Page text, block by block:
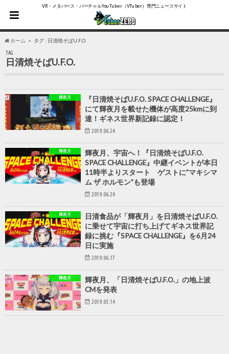
VR・メタバース・バーチャルYouTuber（VTuber）専門ニュースサイト
ホーム タグ : 日清焼そばU.F.O.
TAG
日清焼そばU.F.O.
輝夜月
『日清焼そばU.F.O. SPACE CHALLENGE』
にて輝夜月を載せた機体が高度25kmに到
達！ギネス世界新記録に認定！
2019.06.24
輝夜月
輝夜月、宇宙へ！『日清焼そばU.F.O.
SPACE CHALLENGE』中継イベントが本日
11時半よりスタート ゲストに”マキシマ
ム ザ ホルモン”も登場
2019.06.24
輝夜月
日清食品が「輝夜月」を日清焼そばU.F.O.
に乗せて宇宙に打ち上げてギネス世界記
録に挑む『SPACE CHALLENGE』を6月24
日に実施
2019.06.17
輝夜月
輝夜月、「日清焼そばU.F.O.」の地上波
CMを発表
2019.03.14